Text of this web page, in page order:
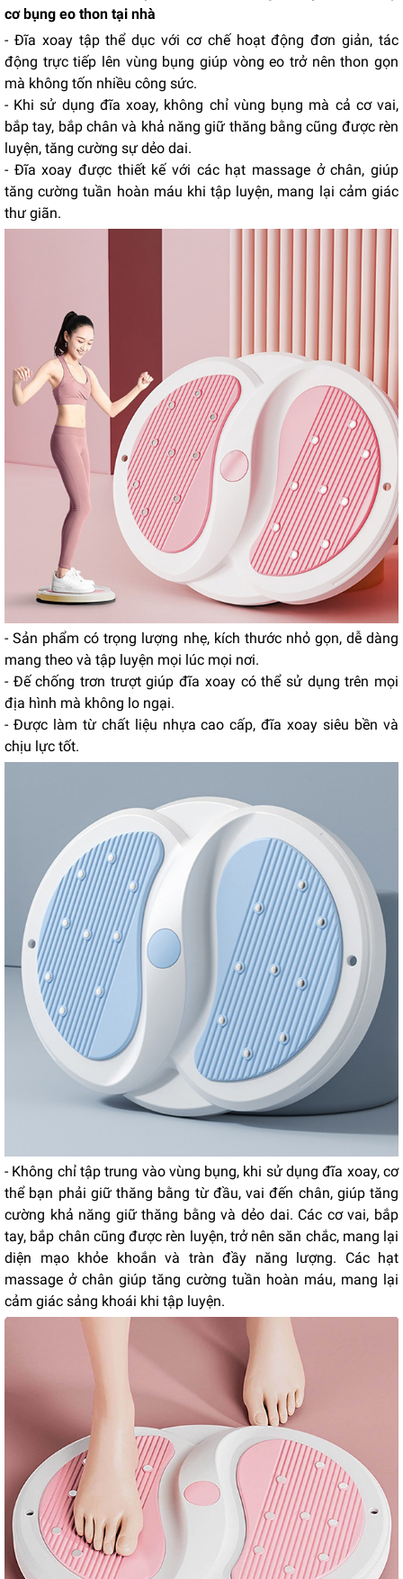
cơ bụng eo thon tại nhà
- Đĩa xoay tập thể dục với cơ chế hoạt động đơn giản, tác
động trực tiếp lên vùng bụng giúp vòng eo trở nên thon gọn
mà không tốn nhiều công sức.
- Khi sử dụng đĩa xoay, không chỉ vùng bụng mà cả cơ vai,
bắp tay, bắp chân và khả năng giữ thăng bằng cũng được rèn
luyện, tăng cường sự dẻo dai.
- Đĩa xoay được thiết kế với các hạt massage ở chân, giúp
tăng cường tuần hoàn máu khi tập luyện, mang lại cảm giác
thư giãn.
- Sản phẩm có trọng lượng nhẹ, kích thước nhỏ gọn, dễ dàng
mang theo và tập luyện mọi lúc mọi nơi.
- Đế chống trơn trượt giúp đĩa xoay có thể sử dụng trên mọi
địa hình mà không lo ngại.
- Được làm từ chất liệu nhựa cao cấp, đĩa xoay siêu bền và
chịu lực tốt.
- Không chỉ tập trung vào vùng bụng, khi sử dụng đĩa xoay, cơ
thể bạn phải giữ thăng bằng từ đầu, vai đến chân, giúp tăng
cường khả năng giữ thăng bằng và dẻo dai. Các cơ vai, bắp
tay, bắp chân cũng được rèn luyện, trở nên săn chắc, mang lại
diện mạo khỏe khoắn và tràn đầy năng lượng. Các hạt
massage ở chân giúp tăng cường tuần hoàn máu, mang lại
cảm giác sảng khoái khi tập luyện.